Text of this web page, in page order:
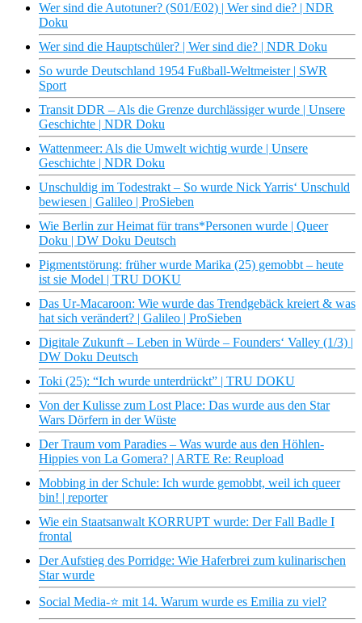
Wer sind die Autotuner? (S01/E02) | Wer sind die? | NDR
Doku
Wer sind die Hauptschüler? | Wer sind die? | NDR Doku
So wurde Deutschland 1954 Fußball-Weltmeister | SWR
Sport
Transit DDR – Als die Grenze durchlässiger wurde | Unsere
Geschichte | NDR Doku
Wattenmeer: Als die Umwelt wichtig wurde | Unsere
Geschichte | NDR Doku
Unschuldig im Todestrakt – So wurde Nick Yarris‘ Unschuld
bewiesen | Galileo | ProSieben
Wie Berlin zur Heimat für trans*Personen wurde | Queer
Doku | DW Doku Deutsch
Pigmentstörung: früher wurde Marika (25) gemobbt – heute
ist sie Model | TRU DOKU
Das Ur-Macaroon: Wie wurde das Trendgebäck kreiert & was
hat sich verändert? | Galileo | ProSieben
Digitale Zukunft – Leben in Würde – Founders‘ Valley (1/3) |
DW Doku Deutsch
Toki (25): “Ich wurde unterdrückt” | TRU DOKU
Von der Kulisse zum Lost Place: Das wurde aus den Star
Wars Dörfern in der Wüste
Der Traum vom Paradies – Was wurde aus den Höhlen-
Hippies von La Gomera? | ARTE Re: Reupload
Mobbing in der Schule: Ich wurde gemobbt, weil ich queer
bin! | reporter
Wie ein Staatsanwalt KORRUPT wurde: Der Fall Badle I
frontal
Der Aufstieg des Porridge: Wie Haferbrei zum kulinarischen
Star wurde
Social Media-​​⭐️ mit 14. Warum wurde es Emilia zu viel?